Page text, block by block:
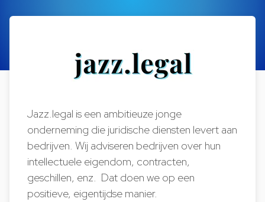
Jazz.legal is een ambitieuze jonge
onderneming die juridische diensten levert aan
bedrijven. Wij adviseren bedrijven over hun
intellectuele eigendom, contracten,
geschillen, enz. Dat doen we op een
positieve, eigentijdse manier.